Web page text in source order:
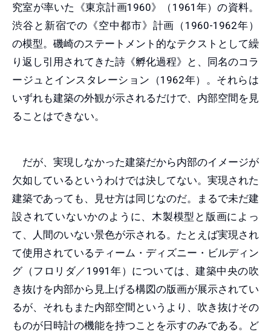
究室が率いた《東京計画1960》（1961年）の資料。
渋谷と新宿での《空中都市》計画（1960-1962年）
の模型。磯崎のステートメント的なテクストとして繰
り返し引用されてきた詩《孵化過程》と、同名のコラ
ージュとインスタレーション（1962年）。それらは
いずれも建築の外観が示されるだけで、内部空間を見
ることはできない。
だが、実現しなかった建築だから内部のイメージが
欠如しているというわけでは決してない。実現された
建築であっても、見せ方は同じなのだ。まるで未だ建
設されていないかのように、木製模型と版画によっ
て、人間のいない景色が示される。たとえば実現され
て使用されているティーム・ディズニー・ビルディン
グ（フロリダ／1991年）については、建築中央の吹
き抜けを内部から見上げる構図の版画が展示されてい
るが、それもまた内部空間というより、吹き抜けその
ものが日時計の機能を持つことを示すのみである。ど